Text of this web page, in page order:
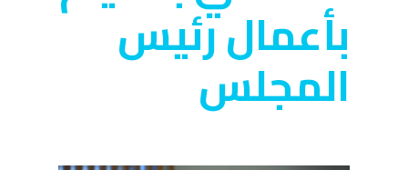
بأعمال رئيس
المجلس